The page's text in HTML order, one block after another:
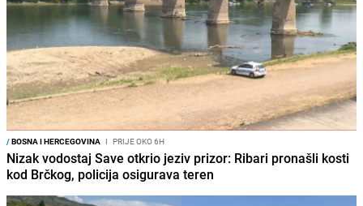
/BOSNA I HERCEGOVINA I PRIJE OKO 6H
Nizak vodostaj Save otkrio jeziv prizor: Ribari pronašli kosti
kod Brčkog, policija osigurava teren